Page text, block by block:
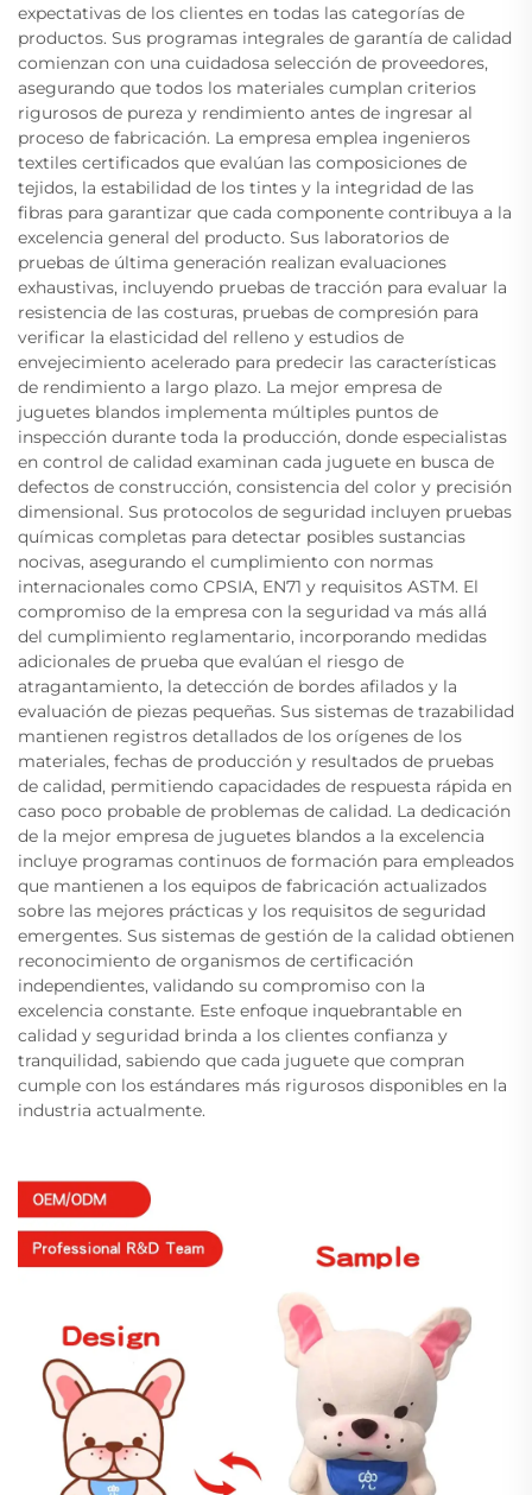
expectativas de los clientes en todas las categorías de
productos. Sus programas integrales de garantía de calidad
comienzan con una cuidadosa selección de proveedores,
asegurando que todos los materiales cumplan criterios
rigurosos de pureza y rendimiento antes de ingresar al
proceso de fabricación. La empresa emplea ingenieros
textiles certificados que evalúan las composiciones de
tejidos, la estabilidad de los tintes y la integridad de las
fibras para garantizar que cada componente contribuya a la
excelencia general del producto. Sus laboratorios de
pruebas de última generación realizan evaluaciones
exhaustivas, incluyendo pruebas de tracción para evaluar la
resistencia de las costuras, pruebas de compresión para
verificar la elasticidad del relleno y estudios de
envejecimiento acelerado para predecir las características
de rendimiento a largo plazo. La mejor empresa de
juguetes blandos implementa múltiples puntos de
inspección durante toda la producción, donde especialistas
en control de calidad examinan cada juguete en busca de
defectos de construcción, consistencia del color y precisión
dimensional. Sus protocolos de seguridad incluyen pruebas
químicas completas para detectar posibles sustancias
nocivas, asegurando el cumplimiento con normas
internacionales como CPSIA, EN71 y requisitos ASTM. El
compromiso de la empresa con la seguridad va más allá
del cumplimiento reglamentario, incorporando medidas
adicionales de prueba que evalúan el riesgo de
atragantamiento, la detección de bordes afilados y la
evaluación de piezas pequeñas. Sus sistemas de trazabilidad
mantienen registros detallados de los orígenes de los
materiales, fechas de producción y resultados de pruebas
de calidad, permitiendo capacidades de respuesta rápida en
caso poco probable de problemas de calidad. La dedicación
de la mejor empresa de juguetes blandos a la excelencia
incluye programas continuos de formación para empleados
que mantienen a los equipos de fabricación actualizados
sobre las mejores prácticas y los requisitos de seguridad
emergentes. Sus sistemas de gestión de la calidad obtienen
reconocimiento de organismos de certificación
independientes, validando su compromiso con la
excelencia constante. Este enfoque inquebrantable en
calidad y seguridad brinda a los clientes confianza y
tranquilidad, sabiendo que cada juguete que compran
cumple con los estándares más rigurosos disponibles en la
industria actualmente.